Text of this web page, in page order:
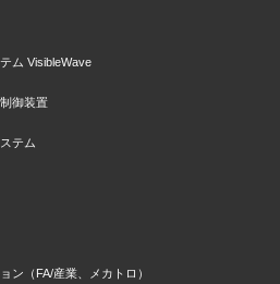
ム VisibleWave
御装置
テム
（FA/産業、メカトロ）